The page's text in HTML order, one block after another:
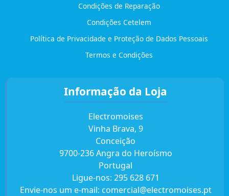
Condições de Reparação
Condições Cetelem
Política de Privacidade e Proteção de Dados Pessoais
Termos e Condições
Informação da Loja
Electromoises
Vinha Brava, 9
Conceição
9700-236 Angra do Heroísmo
Portugal
Ligue-nos: 295 628 671
Envie-nos um e-mail: comercial@electromoises.pt